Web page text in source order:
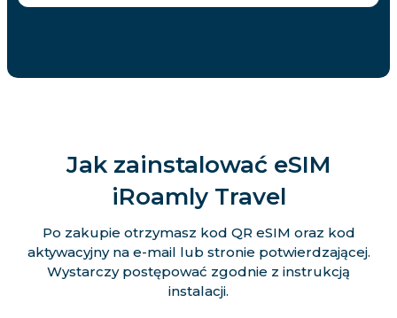
Jak zainstalować eSIM
iRoamly Travel
Po zakupie otrzymasz kod QR eSIM oraz kod
aktywacyjny na e-mail lub stronie potwierdzającej.
Wystarczy postępować zgodnie z instrukcją
instalacji.